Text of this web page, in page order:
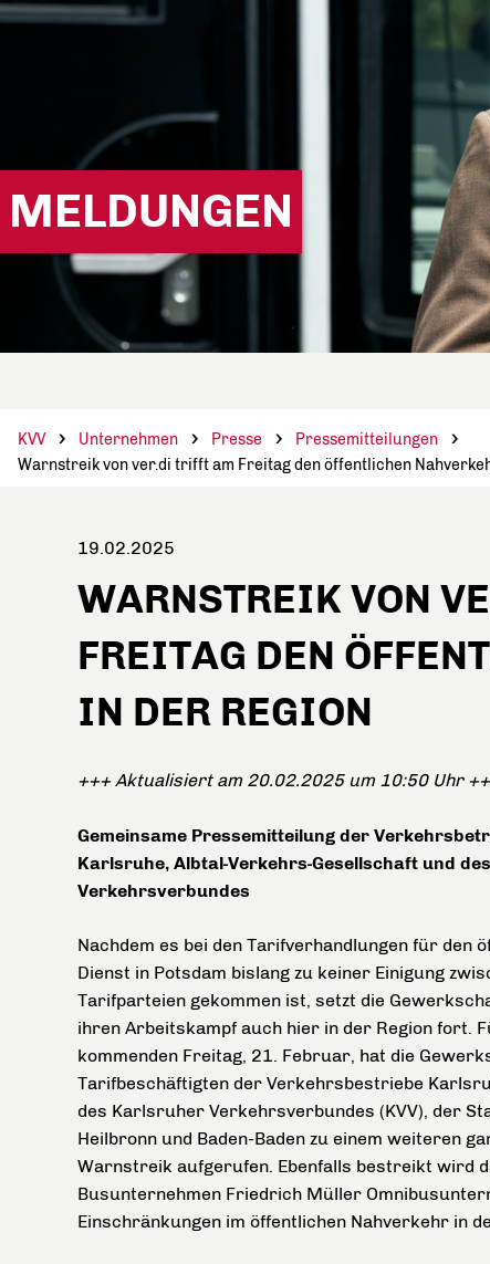
MELDUNGEN
KVV Unternehmen Presse
Pressemitteilungen
Warnstreik von ver.di trifft am Freitag den öffentlichen
19.02.2025
WARNSTREIK VON
FREITAG DEN
IN DER REGION
+++ Aktualisiert am 20.02.2025 um 10:50 Uhr
Gemeinsame Pressemitteilung der
Karlsruhe, Albtal-Verkehrs-Gesellschaft und
Verkehrsverbundes
Nachdem es bei den Tarifverhandlungen für den
Dienst in Potsdam bislang zu keiner Einigung
Tarifparteien gekommen ist, setzt die
ihren Arbeitskampf auch hier in der Region fort.
kommenden Freitag, 21. Februar, hat die
Tarifbeschäftigten der Verkehrsbestriebe
des Karlsruher Verkehrsverbundes (KVV), der
Heilbronn und Baden-Baden zu einem weiteren
Warnstreik aufgerufen. Ebenfalls bestreikt wird
Busunternehmen Friedrich Müller
Einschränkungen im öffentlichen Nahverkehr in